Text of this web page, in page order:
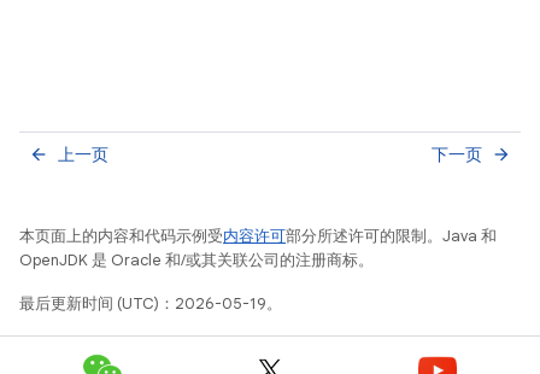
上一页
arrow_back 下一页 arrow_forward
本页面上的内容和代码示例受内容许可部分所述许可的限制。Java 和
OpenJDK 是 Oracle 和/或其关联公司的注册商标。
最后更新时间 (UTC)：2026-05-19。